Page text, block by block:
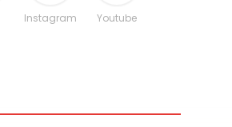
Instagram Youtube